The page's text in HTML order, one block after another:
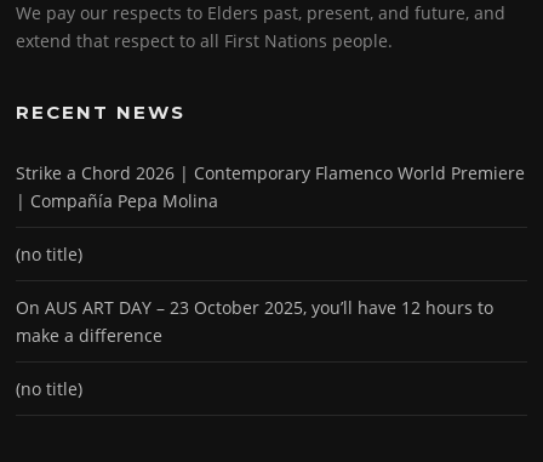
We pay our respects to Elders past, present, and future, and
extend that respect to all First Nations people.
RECENT NEWS
Strike a Chord 2026 | Contemporary Flamenco World Premiere
| Compañía Pepa Molina
(no title)
On AUS ART DAY – 23 October 2025, you’ll have 12 hours to
make a difference
(no title)